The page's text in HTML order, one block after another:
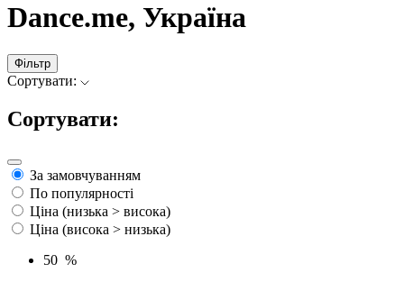
Dance.me, Україна
Фільтр
Сортувати:
Сортувати:
За замовчуванням
По популярності
Ціна (низька > висока)
Ціна (висока > низька)
50 %